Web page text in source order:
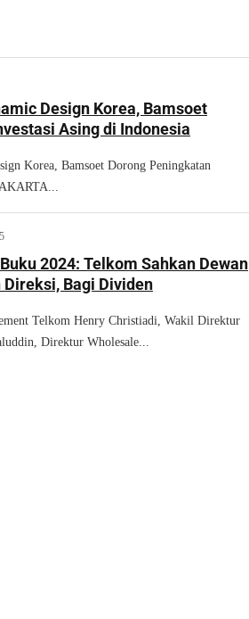
Design Korea, Bamsoet
Asing di Indonesia
Korea, Bamsoet Dorong Peningkatan
2024: Telkom Sahkan Dewan
Bagi Dividen
Telkom Henry Christiadi, Wakil Direktur
Direktur Wholesale...